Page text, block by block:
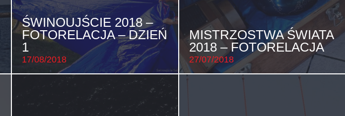
ŚWINOUJŚCIE 2018 –
FOTORELACJA – DZIEŃ
1
17/08/2018
MISTRZOSTWA ŚWIATA
2018 – FOTORELACJA
27/07/2018